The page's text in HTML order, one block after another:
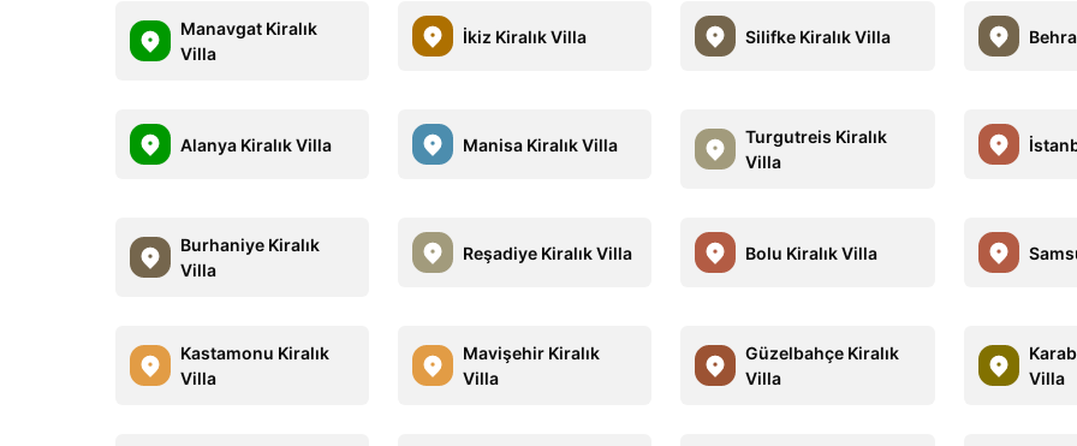
Manavgat Kiralık
Villa
İkiz Kiralık Villa Silifke Kiralık Villa
Alanya Kiralık Villa Manisa Kiralık Villa
Turgutreis Kiralık
Villa
Burhaniye Kiralık
Villa
Reşadiye Kiralık Villa Bolu Kiralık Villa
Kastamonu Kiralık
Villa
Mavişehir Kiralık
Villa
Güzelbahçe Kiralık
Villa
Villa